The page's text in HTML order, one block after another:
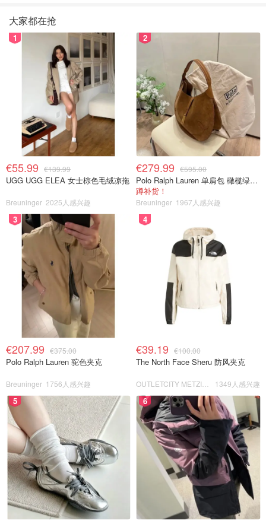
大家都在抢
1
€55.99 €139.99
UGG UGG ELEA 女士棕色毛绒凉拖
Breuninger 2025人感兴趣
2
€279.99 €595.00
Polo Ralph Lauren 单肩包 橄榄绿金色
蹲补货！
Breuninger 1967人感兴趣
3
€207.99 €375.00
Polo Ralph Lauren 驼色夹克
Breuninger 1756人感兴趣
4
€39.19 €100.00
The North Face Sheru 防风夹克
1349人感兴趣
5 6